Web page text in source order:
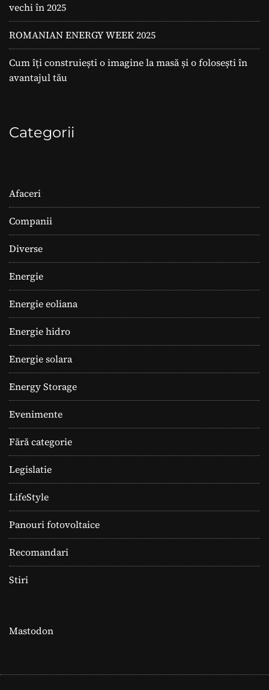
vechi în 2025
ROMANIAN ENERGY WEEK 2025
Cum îți construiești o imagine la masă și o folosești în
avantajul tău
Categorii
Afaceri
Companii
Diverse
Energie
Energie eoliana
Energie hidro
Energie solara
Energy Storage
Evenimente
Fără categorie
Legislatie
LifeStyle
Panouri fotovoltaice
Recomandari
Stiri
Mastodon